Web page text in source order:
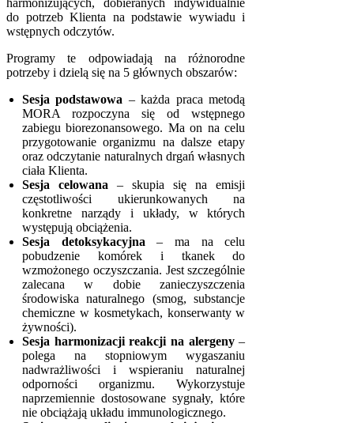
do potrzeb Klienta na podstawie wywiadu i
wstępnych odczytów.
Programy te odpowiadają na różnorodne
potrzeby i dzielą się na 5 głównych obszarów:
Sesja podstawowa – każda praca metodą
MORA rozpoczyna się od wstępnego
zabiegu biorezonansowego. Ma on na celu
przygotowanie organizmu na dalsze etapy
oraz odczytanie naturalnych drgań własnych
ciała Klienta.
Sesja celowana – skupia się na emisji
częstotliwości ukierunkowanych na
konkretne narządy i układy, w których
występują obciążenia.
Sesja detoksykacyjna – ma na celu
pobudzenie komórek i tkanek do
wzmożonego oczyszczania. Jest szczególnie
zalecana w dobie zanieczyszczenia
środowiska naturalnego (smog, substancje
chemiczne w kosmetykach, konserwanty w
żywności).
Sesja harmonizacji reakcji na alergeny–
polega na stopniowym wygaszaniu
nadwrażliwości i wspieraniu naturalnej
odporności organizmu. Wykorzystuje
naprzemiennie dostosowane sygnały, które
nie obciążają układu immunologicznego.